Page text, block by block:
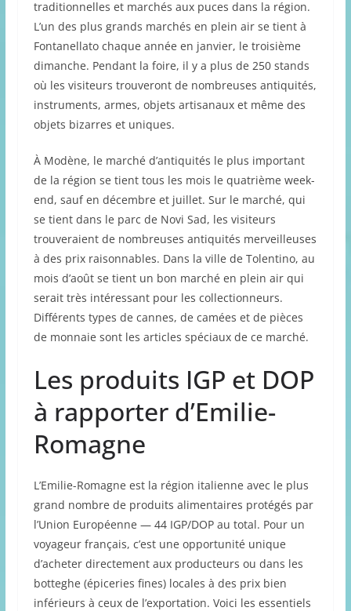
traditionnelles et marchés aux puces dans la région.
L’un des plus grands marchés en plein air se tient à
Fontanellato chaque année en janvier, le troisième
dimanche. Pendant la foire, il y a plus de 250 stands
où les visiteurs trouveront de nombreuses antiquités,
instruments, armes, objets artisanaux et même des
objets bizarres et uniques.
À Modène, le marché d’antiquités le plus important
de la région se tient tous les mois le quatrième week-
end, sauf en décembre et juillet. Sur le marché, qui
se tient dans le parc de Novi Sad, les visiteurs
trouveraient de nombreuses antiquités merveilleuses
à des prix raisonnables. Dans la ville de Tolentino, au
mois d’août se tient un bon marché en plein air qui
serait très intéressant pour les collectionneurs.
Différents types de cannes, de camées et de pièces
de monnaie sont les articles spéciaux de ce marché.
Les produits IGP et DOP
à rapporter d’Emilie-
Romagne
L’Emilie-Romagne est la région italienne avec le plus
grand nombre de produits alimentaires protégés par
l’Union Européenne — 44 IGP/DOP au total. Pour un
voyageur français, c’est une opportunité unique
d’acheter directement aux producteurs ou dans les
botteghe (épiceries fines) locales à des prix bien
inférieurs à ceux de l’exportation. Voici les essentiels